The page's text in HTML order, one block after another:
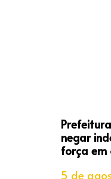
negar
força em
5 de